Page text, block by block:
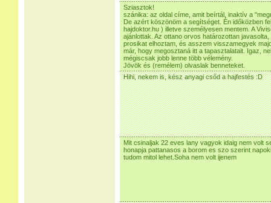
Sziasztok!
szánika: az oldal címe, amit beírtál, inaktív a
De azért köszönöm a segítséget. Én időközben
hajdoktor.hu ) illetve személyesen mentem. A
ajánlottak. Az ottano orvos határozottan
prosikat elhoztam, és asszem visszamegyek
már, hogy megosztaná itt a tapasztalatait. Igaz,
mégiscsak jobb lenne több vélemény.
Jövök és (remélem) olvaslak benneteket.
Hihi, nekem is, kész anyagi csőd a hajfestés :D
Mit csinaljak 22 eves lany vagyok idaig nem volt
honapja pattanasos a borom es szo szerint
tudom mitol lehet.Soha nem volt ijenem